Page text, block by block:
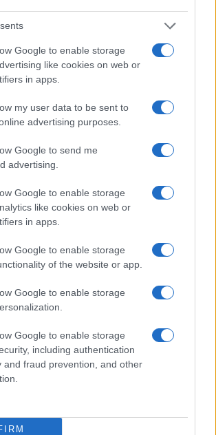
Google to enable storage
like cookies on web or
in apps.
my user data to be sent to
advertising purposes.
Google to send me
advertising.
Google to enable storage
like cookies on web or
in apps.
Google to enable storage
of the website or app.
Google to enable storage
Google to enable storage
including authentication
and fraud prevention, and other
ideale per la casa e l’ufficio
della strada che segnò la Gallura
nelle campagne di Berchidda, rischio per
elettrica